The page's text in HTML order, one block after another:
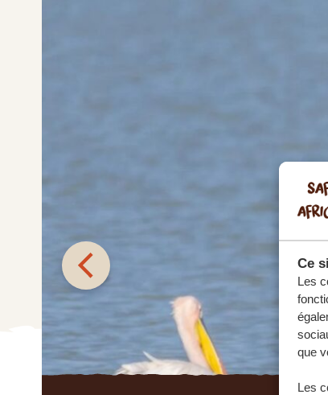
Ce
Les
que
Les